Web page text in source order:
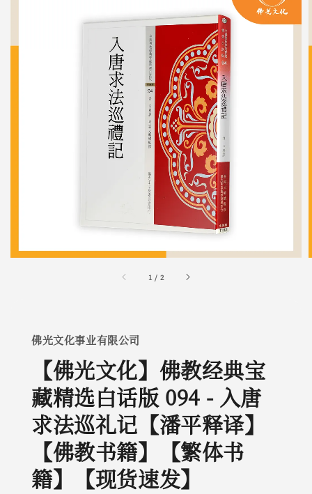
1 / 2
佛光文化事业有限公司
【佛光文化】佛教经典宝
藏精选白话版 094 - 入唐
求法巡礼记【潘平释译】
【佛教书籍】【繁体书
籍】【现货速发】